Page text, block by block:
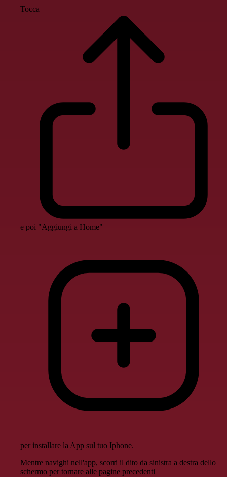
Tocca
e poi "Aggiungi a Home"
per installare la App sul tuo Iphone.
Mentre navighi nell'app, scorri il dito da sinistra a destra dello
schermo per tornare alle pagine precedenti